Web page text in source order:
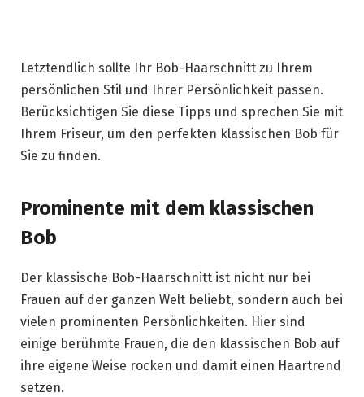
Letztendlich sollte Ihr Bob-Haarschnitt zu Ihrem
persönlichen Stil und Ihrer Persönlichkeit passen.
Berücksichtigen Sie diese Tipps und sprechen Sie mit
Ihrem Friseur, um den perfekten klassischen Bob für
Sie zu finden.
Prominente mit dem klassischen
Bob
Der klassische Bob-Haarschnitt ist nicht nur bei
Frauen auf der ganzen Welt beliebt, sondern auch bei
vielen prominenten Persönlichkeiten. Hier sind
einige berühmte Frauen, die den klassischen Bob auf
ihre eigene Weise rocken und damit einen Haartrend
setzen.